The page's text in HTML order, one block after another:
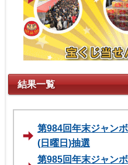
結果一覧
第984回年末ジャン
(日曜日)抽選
第985回年末ジャン